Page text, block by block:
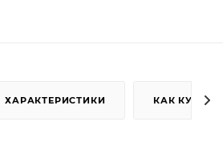
ХАРАКТЕРИСТИКИ КАК КУПИТЬ